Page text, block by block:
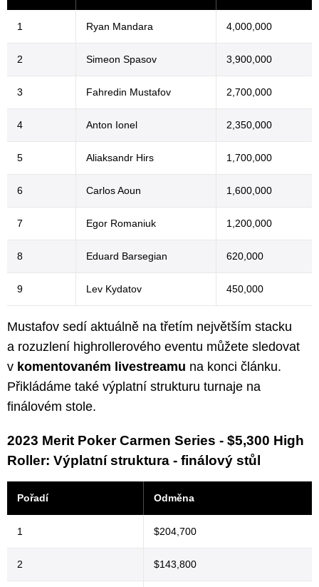
1 Ryan Mandara 4,000,000
2 Simeon Spasov 3,900,000
3 Fahredin Mustafov 2,700,000
4 Anton Ionel 2,350,000
5 Aliaksandr Hirs 1,700,000
6 Carlos Aoun 1,600,000
7 Egor Romaniuk 1,200,000
8 Eduard Barsegian 620,000
9 Lev Kydatov 450,000
Mustafov sedí aktuálně na třetím největším stacku
a rozuzlení highrollerového eventu můžete sledovat
v komentovaném livestreamu na konci článku.
Přikládáme také výplatní strukturu turnaje na
finálovém stole.
2023 Merit Poker Carmen Series - $5,300 High
Roller: Výplatní struktura - finálový stůl
Pořadí Odměna
1 $204,700
2 $143,800